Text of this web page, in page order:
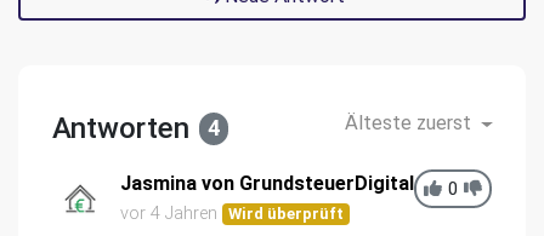
Antworten 4 Älteste zuerst
0
Jasmina von GrundsteuerDigital
vor 4 Jahren Wird überprüft